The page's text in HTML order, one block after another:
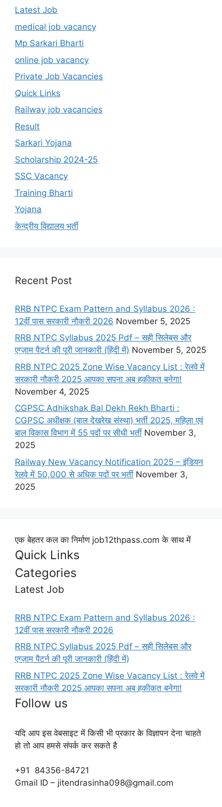
Latest Job
medical job vacancy
Mp Sarkari Bharti
online job vacancy
Private Job Vacancies
Quick Links
Railway job vacancies
Result
Sarkari Yojana
Scholarship 2024-25
SSC Vacancy
Training Bharti
Yojana
केन्द्रीय विद्यालय भर्ती
Recent Post
RRB NTPC Exam Pattern and Syllabus 2026 :
12वीं पास सरकारी नौकरी 2026 November 5, 2025
RRB NTPC Syllabus 2025 Pdf – सही सिलेबस और
एग्ज़ाम पैटर्न की पूरी जानकारी (हिंदी में) November 5, 2025
RRB NTPC 2025 Zone Wise Vacancy List : रेलवे में
सरकारी नौकरी 2025 आपका सपना अब हकीकत बनेगा!
November 4, 2025
CGPSC Adhikshak Bal Dekh Rekh Bharti :
CGPSC अधीक्षक (बाल देखरेख संस्था) भर्ती 2025, महिला एवं
बाल विकास विभाग में 55 पदों पर सीधी भर्ती November 3,
2025
Railway New Vacancy Notification 2025 – इंडियन
रेलवे में 50,000 से अधिक पदों पर भर्ती November 3,
2025
एक बेहतर कल का निर्माण job12thpass.com के साथ में
Quick Links
Categories
Latest Job
RRB NTPC Exam Pattern and Syllabus 2026 :
12वीं पास सरकारी नौकरी 2026
RRB NTPC Syllabus 2025 Pdf – सही सिलेबस और
एग्ज़ाम पैटर्न की पूरी जानकारी (हिंदी में)
RRB NTPC 2025 Zone Wise Vacancy List : रेलवे में
सरकारी नौकरी 2025 आपका सपना अब हकीकत बनेगा!
Follow us
यदि आप इस वेबसाइट में किसी भी प्रकार के विज्ञापन देना चाहते
हो तो आप हमसे संपर्क कर सकते है
+91 84356-84721
Gmail ID – jitendrasinha098@gmail.com